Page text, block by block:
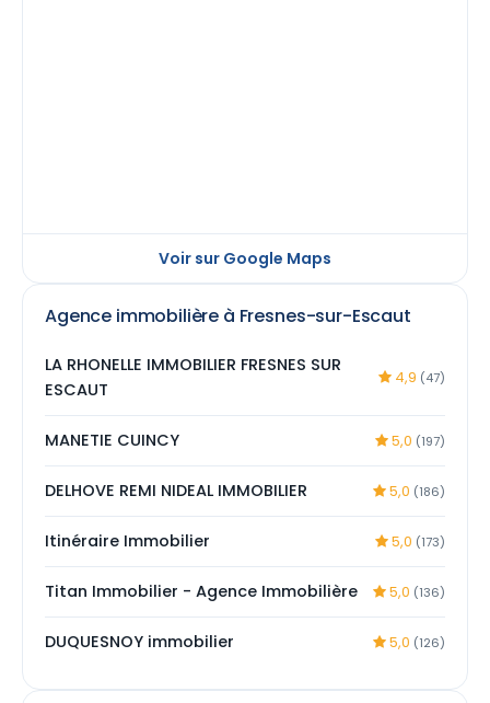
Voir sur Google Maps
Agence immobilière à Fresnes-sur-Escaut
LA RHONELLE IMMOBILIER FRESNES SUR
ESCAUT
4,9 (47)
MANETIE CUINCY 5,0 (197)
DELHOVE REMI NIDEAL IMMOBILIER 5,0 (186)
Itinéraire Immobilier 5,0 (173)
Titan Immobilier - Agence Immobilière 5,0 (136)
DUQUESNOY immobilier 5,0 (126)